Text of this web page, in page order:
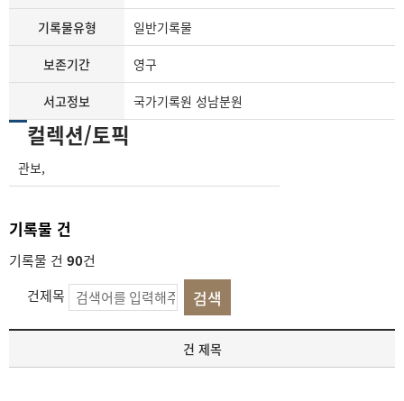
기록물유형 일반기록물
보존기간 영구
서고정보 국가기록원 성남분원
컬렉션/토픽
관보,
기록물 건
기록물 건 90건
건제목
건 제목